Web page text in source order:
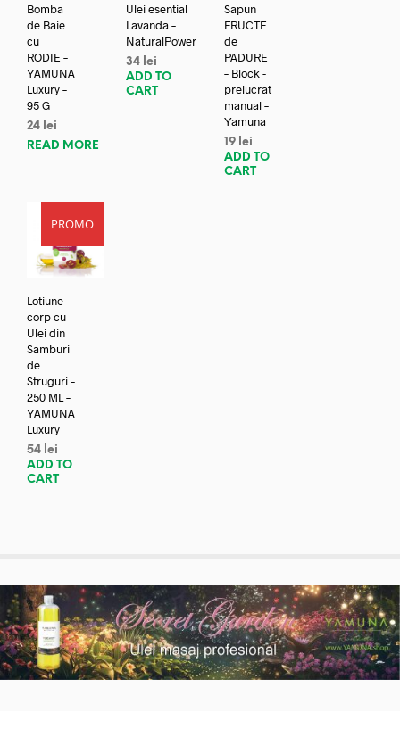
Bomba
de Baie
cu
RODIE –
YAMUNA
Luxury –
95 G
24 lei
READ MORE
Ulei esential
Lavanda –
NaturalPower
34 lei
ADD TO
CART
Sapun
FRUCTE
de
PADURE
– Block -
prelucrat
manual –
Yamuna
19 lei
ADD TO
CART
PROMO
Lotiune
corp cu
Ulei din
Samburi
de
Struguri –
250 ML –
YAMUNA
Luxury
54 lei
ADD TO
CART